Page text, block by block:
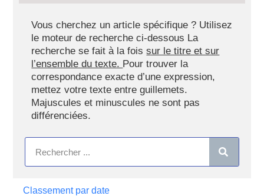
Vous cherchez un article spécifique ? Utilisez
le moteur de recherche ci-dessous La
recherche se fait à la foissur le titre et sur
l’ensemble du texte. Pour trouver la
correspondance exacte d’une expression,
mettez votre texte entre guillemets.
Majuscules et minuscules ne sont pas
différenciées.
Classement par date